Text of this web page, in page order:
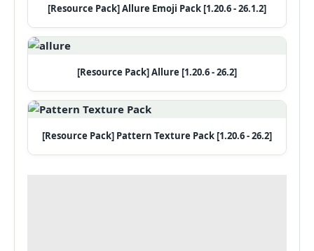
[Resource Pack] Allure Emoji Pack [1.20.6 - 26.1.2]
[Resource Pack] Allure [1.20.6 - 26.2]
[Resource Pack] Pattern Texture Pack [1.20.6 - 26.2]